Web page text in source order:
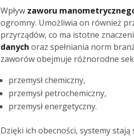
Wpływ zaworu
ogromny. Umożliwia on również
przyrządów, co ma istotne
danych oraz spełniania norm
zaworów obejmuje różnorodne
przemysł chemiczny,
przemysł petrochemiczny,
przemysł energetyczny.
Dzięki ich obecności, systemy